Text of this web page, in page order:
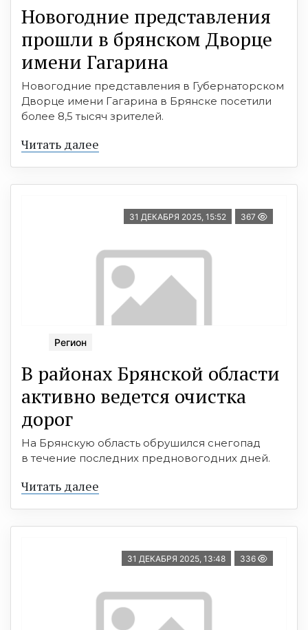
Новогодние представления
прошли в брянском Дворце
имени Гагарина
Новогодние представления в Губернаторском
Дворце имени Гагарина в Брянске посетили
более 8,5 тысяч зрителей.
Читать далее
31 ДЕКАБРЯ 2025, 15:52 367
Регион
В районах Брянской области
активно ведется очистка
дорог
На Брянскую область обрушился снегопад
в течение последних предновогодних дней.
Читать далее
31 ДЕКАБРЯ 2025, 13:48 336